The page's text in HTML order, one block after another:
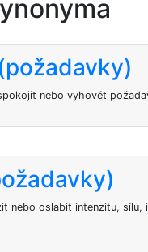
nebo vyhovět
nebo oslabit intenzitu, sílu,